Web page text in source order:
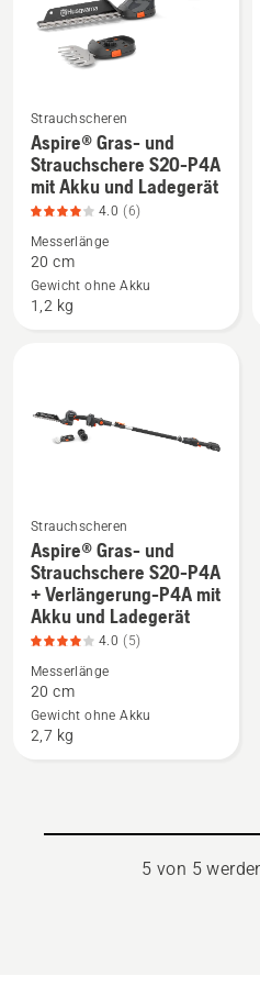
Mehr
Details
zu
Aspire®
Gras-
und
Strauchschere
Akku
von
Strauchscheren
Aspire® Gras- und
Strauchschere S20-P4A
mit Akku und Ladegerät
4.0 (6)
Messerlänge
20 cm
Gewicht ohne Akku
1,2 kg
Mehr
Details
zu
Aspire®
Gras-
und
Strauchschere
S20-
Strauchscheren
Aspire® Gras- und
Strauchschere S20-P4A
+ Verlängerung-P4A mit
Akku und Ladegerät
4.0 (5)
Messerlänge
20 cm
Gewicht ohne Akku
2,7 kg
5 von 5